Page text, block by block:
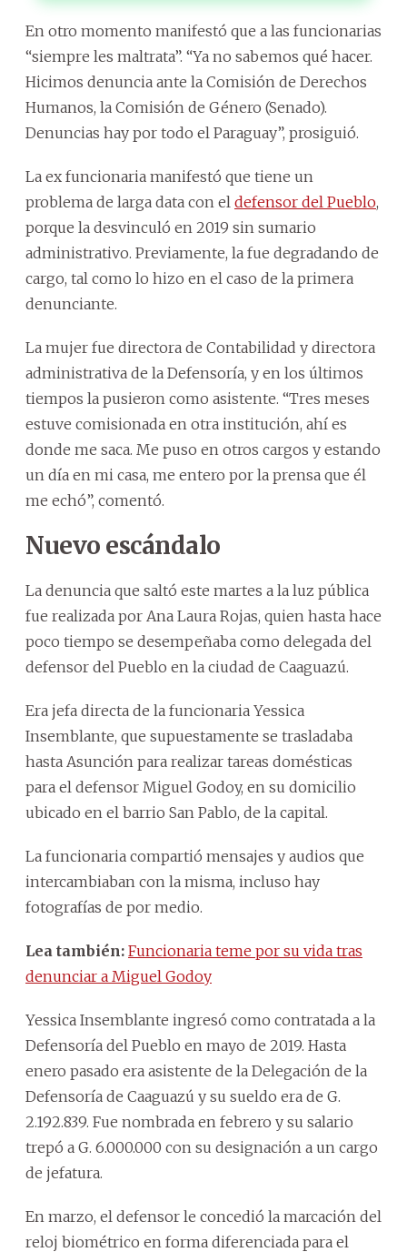
En otro momento manifestó que a las funcionarias
“siempre les maltrata”. “Ya no sabemos qué hacer.
Hicimos denuncia ante la Comisión de Derechos
Humanos, la Comisión de Género (Senado).
Denuncias hay por todo el Paraguay”, prosiguió.
La ex funcionaria manifestó que tiene un
problema de larga data con el defensor del Pueblo,
porque la desvinculó en 2019 sin sumario
administrativo. Previamente, la fue degradando de
cargo, tal como lo hizo en el caso de la primera
denunciante.
La mujer fue directora de Contabilidad y directora
administrativa de la Defensoría, y en los últimos
tiempos la pusieron como asistente. “Tres meses
estuve comisionada en otra institución, ahí es
donde me saca. Me puso en otros cargos y estando
un día en mi casa, me entero por la prensa que él
me echó”, comentó.
Nuevo escándalo
La denuncia que saltó este martes a la luz pública
fue realizada por Ana Laura Rojas, quien hasta hace
poco tiempo se desempeñaba como delegada del
defensor del Pueblo en la ciudad de Caaguazú.
Era jefa directa de la funcionaria Yessica
Insemblante, que supuestamente se trasladaba
hasta Asunción para realizar tareas domésticas
para el defensor Miguel Godoy, en su domicilio
ubicado en el barrio San Pablo, de la capital.
La funcionaria compartió mensajes y audios que
intercambiaban con la misma, incluso hay
fotografías de por medio.
Lea también: Funcionaria teme por su vida tras
denunciar a Miguel Godoy
Yessica Insemblante ingresó como contratada a la
Defensoría del Pueblo en mayo de 2019. Hasta
enero pasado era asistente de la Delegación de la
Defensoría de Caaguazú y su sueldo era de G.
2.192.839. Fue nombrada en febrero y su salario
trepó a G. 6.000.000 con su designación a un cargo
de jefatura.
En marzo, el defensor le concedió la marcación del
reloj biométrico en forma diferenciada para el